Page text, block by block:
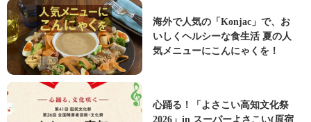
海外で人気の「Konjac」で、お
いしくヘルシーな食生活 夏の人
気メニューにこんにゃくを！
心踊る！「よさこい高知文化祭
2026」in スーパーよさこい(原宿